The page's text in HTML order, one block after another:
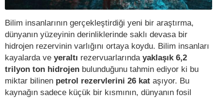
Bilim insanlarının gerçekleştirdiği yeni bir araştırma,
dünyanın yüzeyinin derinliklerinde saklı devasa bir
hidrojen rezervinin varlığını ortaya koydu. Bilim insanları
kayalarda ve yeraltı rezervuarlarında yaklaşık 6,2
trilyon ton hidrojen bulunduğunu tahmin ediyor ki bu
miktar bilinen petrol rezervlerini 26 kat aşıyor. Bu
kaynağın sadece küçük bir kısmının, dünyanın fosil